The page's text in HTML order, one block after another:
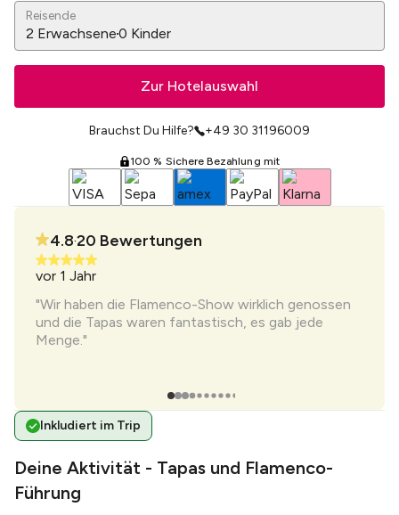
Reisende
2 Erwachsene0 Kinder
Zur Hotelauswahl
Brauchst Du Hilfe? +49 30 31196009
100 % Sichere Bezahlung mit
4.8•20 Bewertungen
vor 1 Jahr
"Wir haben die Flamenco-Show wirklich genossen
und die Tapas waren fantastisch, es gab jede
Menge."
Inkludiert im Trip
Deine Aktivität - Tapas und Flamenco-
Führung